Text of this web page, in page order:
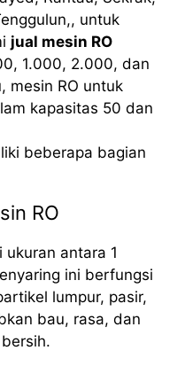
untuk
jual mesin RO
1.000, 2.000, dan
mesin RO untuk
kapasitas 50 dan
beberapa bagian
RO
antara 1
ini berfungsi
lumpur, pasir,
bau, rasa, dan